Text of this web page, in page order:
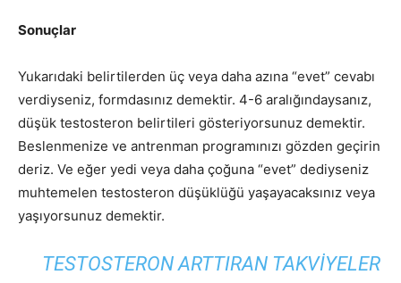
Sonuçlar
Yukarıdaki belirtilerden üç veya daha azına “evet” cevabı
verdiyseniz, formdasınız demektir. 4-6 aralığındaysanız,
düşük testosteron belirtileri gösteriyorsunuz demektir.
Beslenmenize ve antrenman programınızı gözden geçirin
deriz. Ve eğer yedi veya daha çoğuna “evet” dediyseniz
muhtemelen testosteron düşüklüğü yaşayacaksınız veya
yaşıyorsunuz demektir.
TESTOSTERON ARTTIRAN TAKVIYELER